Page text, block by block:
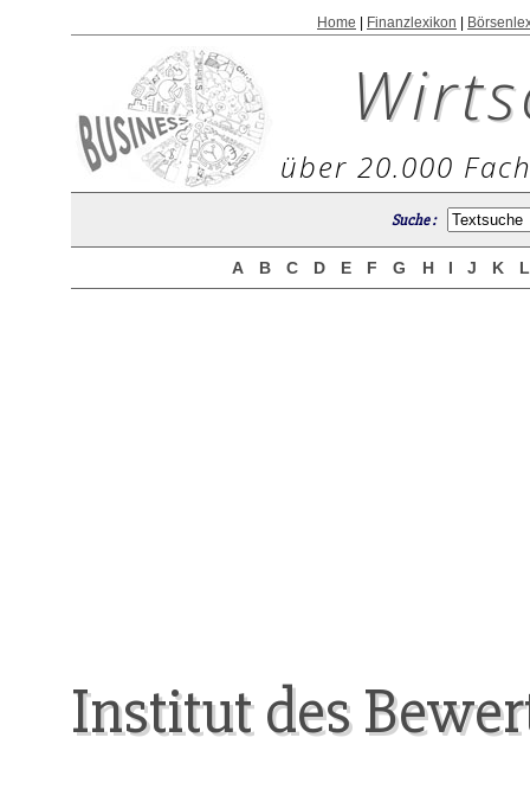
Home Finanzlexikon
über 20.000
Suche :
A B C D E F G H I J K
Institut des